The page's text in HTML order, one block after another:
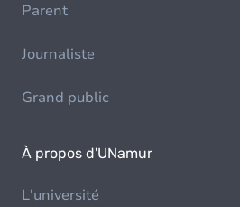
Parent
Journaliste
Grand public
À propos d'UNamur
L'université